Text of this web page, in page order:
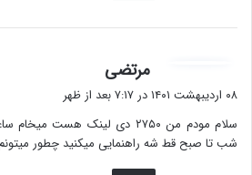
مرتضی
:
۰۸ اردیبهشت ۱۴۰۱ در ۷:۱۷ بعد از ظهر
شب تا صبح قط شه راهنمایی میکنید چطور